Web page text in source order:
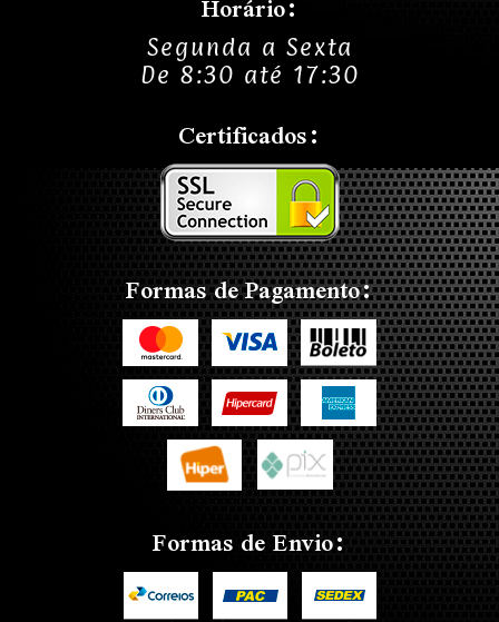
Segunda a Sexta
De 8:30 até 17:30
Certificados:
Formas de Pagamento:
Formas de Envio: